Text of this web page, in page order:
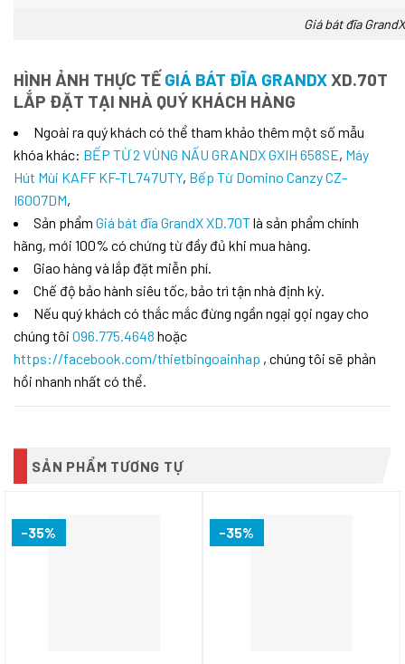
Giá bát đĩa
HÌNH ẢNH THỰC TẾ GIÁ BÁT ĐĨA GRANDXXD.70T
LẮP ĐẶT TẠI NHÀ QUÝ KHÁCH HÀNG
Ngoài ra quý khách có thể tham khảo thêm một số mẫu
khóa khác: BẾP TỪ 2 VÙNG NẤU GRANDX GXIH 658SE, Máy
Hút Mùi KAFF KF-TL747UTY, Bếp Từ Domino Canzy CZ-
I6007DM,
Sản phẩm Giá bát đĩa GrandX XD.70Tlà sản phẩm chính
hãng, mới 100% có chứng từ đầy đủ khi mua hàng.
Giao hàng và lắp đặt miễn phí.
Chế độ bảo hành siêu tốc, bảo trì tận nhà định kỳ.
Nếu quý khách có thắc mắc đừng ngần ngại gọi ngay cho
chúng tôi 096.775.4648 hoặc
https://facebook.com/thietbingoainhap , chúng tôi sẽ phản
hồi nhanh nhất có thể.
SẢN PHẨM TƯƠNG TỰ
-35% -35%